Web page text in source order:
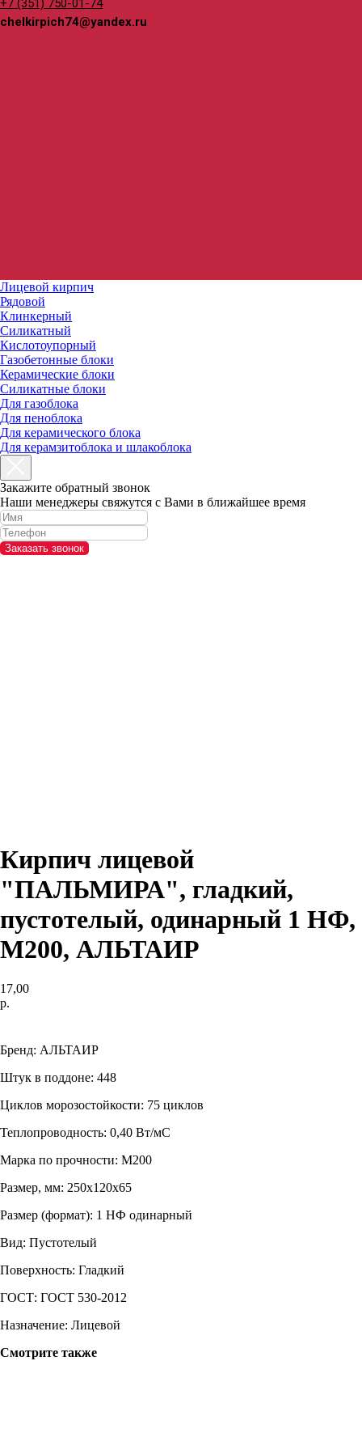
+7 (351) 750-01-74
chelkirpich74@yandex.ru
Лицевой кирпич
Рядовой
Клинкерный
Силикатный
Кислотоупорный
Газобетонные блоки
Керамические блоки
Силикатные блоки
Для газоблока
Для пеноблока
Для керамического блока
Для керамзитоблока и шлакоблока
Закажите обратный звонок
Наши менеджеры свяжутся с Вами в ближайшее время
Заказать звонок
Кирпич лицевой
"ПАЛЬМИРА", гладкий,
пустотелый, одинарный 1 НФ,
М200, АЛЬТАИР
17,00
р.
Бренд: АЛЬТАИР
Штук в поддоне: 448
Циклов морозостойкости: 75 циклов
Теплопроводность: 0,40 Вт/мС
Марка по прочности: М200
Размер, мм: 250x120x65
Размер (формат): 1 НФ одинарный
Вид: Пустотелый
Поверхность: Гладкий
ГОСТ: ГОСТ 530-2012
Назначение: Лицевой
Смотрите также